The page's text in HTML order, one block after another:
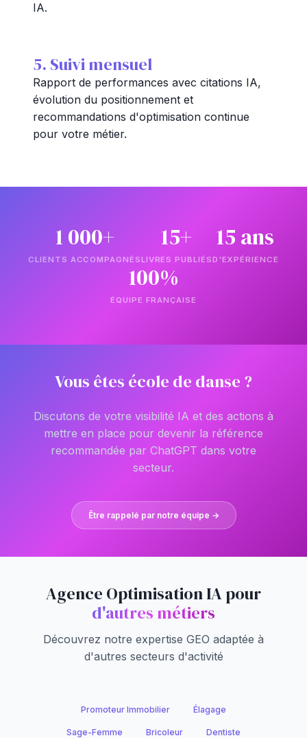
IA.
5. Suivi mensuel
Rapport de performances avec citations IA,
évolution du positionnement et
recommandations d'optimisation continue
pour votre métier.
1 000+
CLIENTS ACCOMPAGNÉS
15+
LIVRES PUBLIÉS
15 ans
D'EXPÉRIENCE
100%
ÉQUIPE FRANÇAISE
Vous êtes école de danse ?
Discutons de votre visibilité IA et des actions à
mettre en place pour devenir la référence
recommandée par ChatGPT dans votre
secteur.
Être rappelé par notre équipe →
Agence Optimisation IA pour
d'autres métiers
Découvrez notre expertise GEO adaptée à
d'autres secteurs d'activité
Promoteur Immobilier Élagage
Sage-Femme Bricoleur Dentiste